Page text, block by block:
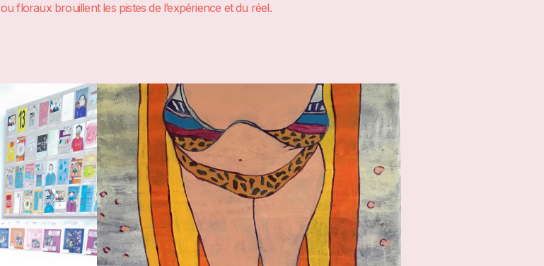
ou floraux brouillent les pistes de l’expérience et du réel.